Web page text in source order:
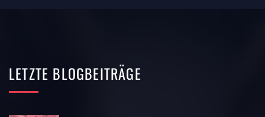
LETZTE BLOGBEITRÄGE